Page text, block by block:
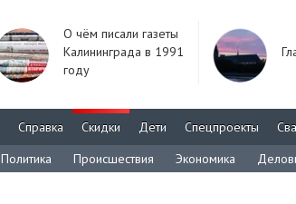
О чём писали газеты
Калининграда в 1991
году
Справка Скидки Дети Спецпроекты
Политика Происшествия Экономика